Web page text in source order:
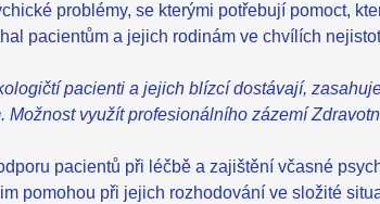
problémy, se kterými potřebují pomoct,
pacientům a jejich rodinám ve chvílích
pacienti a jejich blízcí dostávají,
Možnost využít profesionálního zázemí
pacientů při léčbě a zajištění včasné
pomohou při jejich rozhodování ve složité